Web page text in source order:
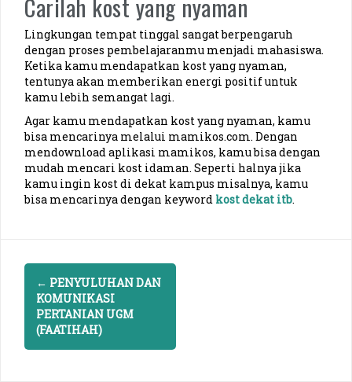
Lingkungan tempat tinggal sangat berpengaruh
dengan proses pembelajaranmu menjadi mahasiswa.
Ketika kamu mendapatkan kost yang nyaman,
tentunya akan memberikan energi positif untuk
kamu lebih semangat lagi.
Agar kamu mendapatkan kost yang nyaman, kamu
bisa mencarinya melalui mamikos.com. Dengan
mendownload aplikasi mamikos, kamu bisa dengan
mudah mencari kost idaman. Seperti halnya jika
kamu ingin kost di dekat kampus misalnya, kamu
bisa mencarinya dengan keyword kost dekat itb.
← PENYULUHAN DAN
KOMUNIKASI
PERTANIAN UGM
(FAATIHAH)